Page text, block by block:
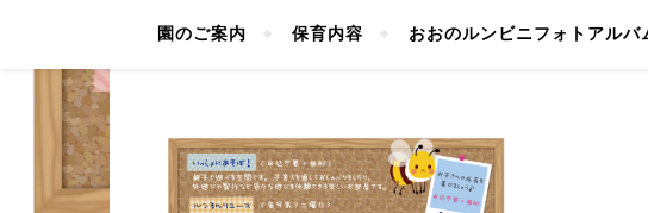
園のご案内 保育内容 おおのルンビニフォトアルバ